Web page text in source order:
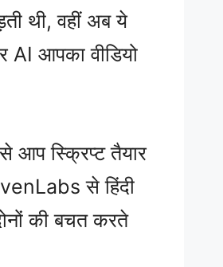
थी, वहीं अब ये
आपका वीडियो
स्क्रिप्ट तैयार
से हिंदी
की बचत करते